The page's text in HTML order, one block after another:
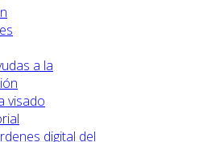
a la
visado
digital del